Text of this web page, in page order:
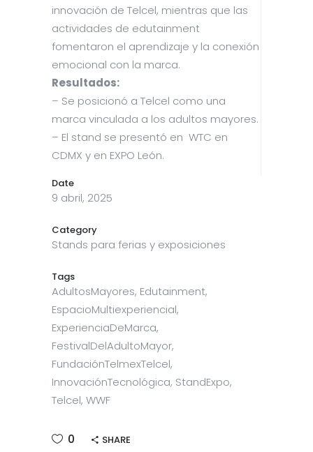
innovación de Telcel, mientras que las
actividades de edutainment
fomentaron el aprendizaje y la conexión
emocional con la marca.
Resultados:
– Se posicionó a Telcel como una
marca vinculada a los adultos mayores.
– El stand se presentó en WTC en
CDMX y en EXPO León.
Date
9 abril, 2025
Category
Stands para ferias y exposiciones
Tags
AdultosMayores, Edutainment,
EspacioMultiexperiencial,
ExperienciaDeMarca,
FestivalDelAdultoMayor,
FundaciónTelmexTelcel,
InnovaciónTecnológica, StandExpo,
Telcel, WWF
0 SHARE